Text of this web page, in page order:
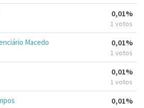
0,01%
1 votos
Macedo 0,01%
1 votos
0,01%
1 votos
0,01%